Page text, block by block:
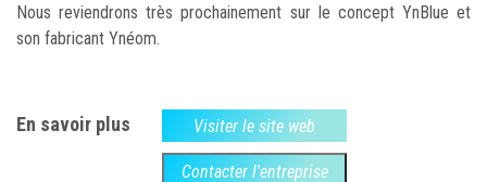
Nous reviendrons très prochainement sur le concept YnBlue et
son fabricant Ynéom.
En savoir plus Visiter le site web
Contacter l'entreprise